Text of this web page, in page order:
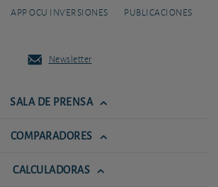
APP OCU INVERSIONES PUBLICACIONES
Newsletter
SALA DE PRENSA
COMPARADORES
CALCULADORAS